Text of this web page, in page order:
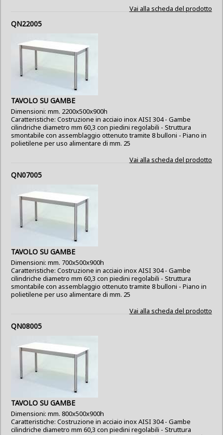
Vai alla scheda del prodotto
QN22005
TAVOLO SU GAMBE
Dimensioni: mm. 2200x500x900h
Caratteristiche: Costruzione in acciaio inox AISI 304 - Gambe
cilindriche diametro mm 60,3 con piedini regolabili - Struttura
smontabile con assemblaggio ottenuto tramite 8 bulloni - Piano in
polietilene per uso alimentare di mm. 25
Vai alla scheda del prodotto
QN07005
TAVOLO SU GAMBE
Dimensioni: mm. 700x500x900h
Caratteristiche: Costruzione in acciaio inox AISI 304 - Gambe
cilindriche diametro mm 60,3 con piedini regolabili - Struttura
smontabile con assemblaggio ottenuto tramite 8 bulloni - Piano in
polietilene per uso alimentare di mm. 25
Vai alla scheda del prodotto
QN08005
TAVOLO SU GAMBE
Dimensioni: mm. 800x500x900h
Caratteristiche: Costruzione in acciaio inox AISI 304 - Gambe
cilindriche diametro mm 60,3 con piedini regolabili - Struttura